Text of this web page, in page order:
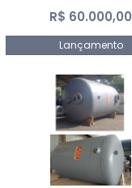
R$ 60.000,00
Lançamento